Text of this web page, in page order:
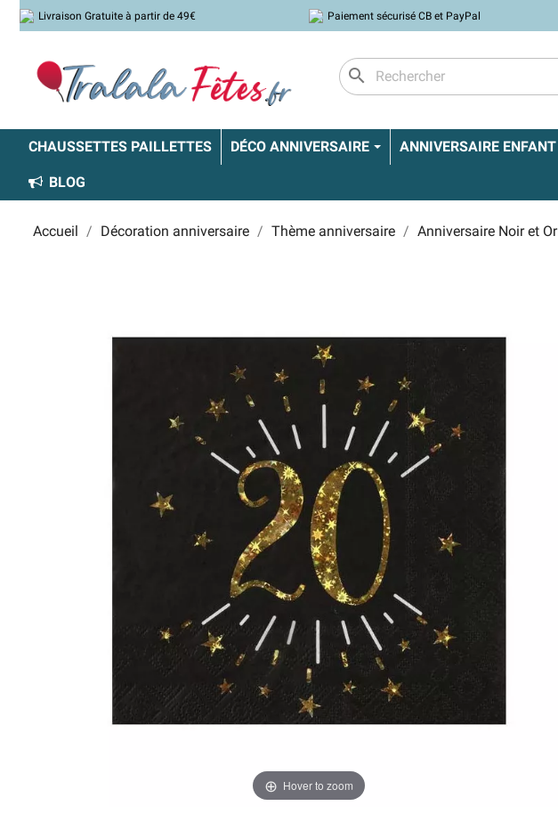
Livraison Gratuite à partir de 49€ Paiement sécurisé CB et PayPal
search
CHAUSSETTES PAILLETTES DÉCO ANNIVERSAIRE ANNIVERSAIRE ENFANT
BLOG
Accueil Décoration anniversaire Thème anniversaire Anniversaire Noir et Or
Hover to zoom